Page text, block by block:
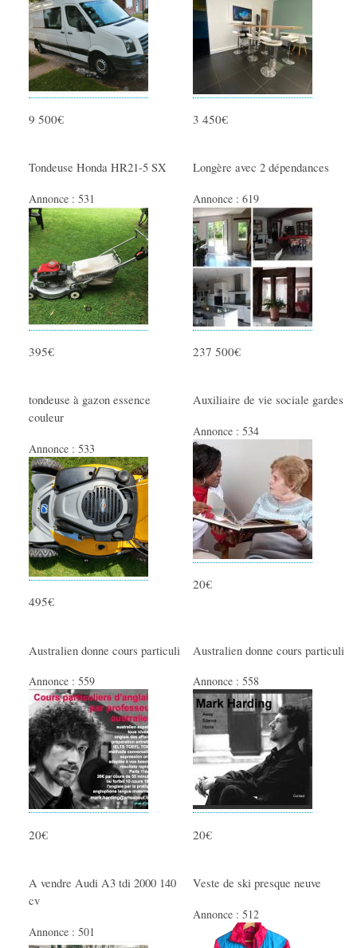
9 500€ 3 450€
Tondeuse Honda HR21-5 SX
Annonce : 531
395€
Longère avec 2 dépendances
Annonce :619
237 500€
tondeuse à gazon essence
couleur
Annonce : 533
495€
Auxiliaire de vie sociale gardes
Annonce :534
20€
Australien donne cours particuli
Annonce : 559
20€
Australien donne cours particuli
Annonce :558
20€
A vendre Audi A3 tdi 2000 140
cv
Annonce : 501
Veste de ski presque neuve
Annonce :512